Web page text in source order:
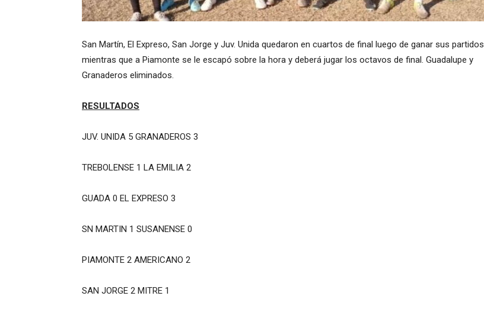
San Martín, El Expreso, San Jorge y Juv. Unida quedaron en cuartos de final luego de ganar sus partidos
mientras que a Piamonte se le escapó sobre la hora y deberá jugar los octavos de final. Guadalupe y
Granaderos eliminados.
RESULTADOS
JUV. UNIDA 5 GRANADEROS 3
TREBOLENSE 1 LA EMILIA 2
GUADA 0 EL EXPRESO 3
SN MARTIN 1 SUSANENSE 0
PIAMONTE 2 AMERICANO 2
SAN JORGE 2 MITRE 1